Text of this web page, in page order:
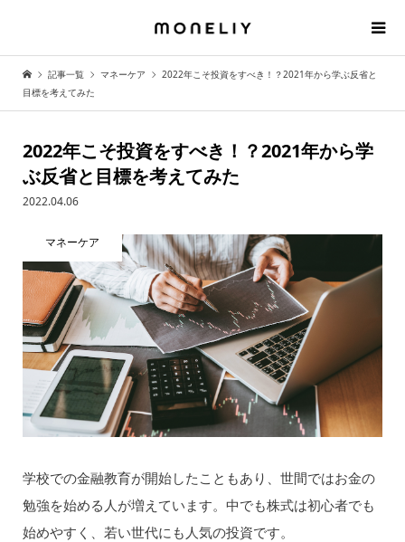
記事一覧 マネーケア
2022年こそ投資をすべき！？2021年から学ぶ反省と
目標を考えてみた
2022年こそ投資をすべき！？2021年から学
ぶ反省と目標を考えてみた
2022.04.06
マネーケア
学校での金融教育が開始したこともあり、世間ではお金の
勉強を始める人が増えています。中でも株式は初心者でも
始めやすく、若い世代にも人気の投資です。